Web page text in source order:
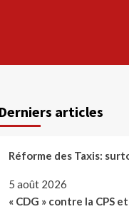
Derniers articles
Réforme des Taxis:
5 août 2026
« CDG » contre la CPS